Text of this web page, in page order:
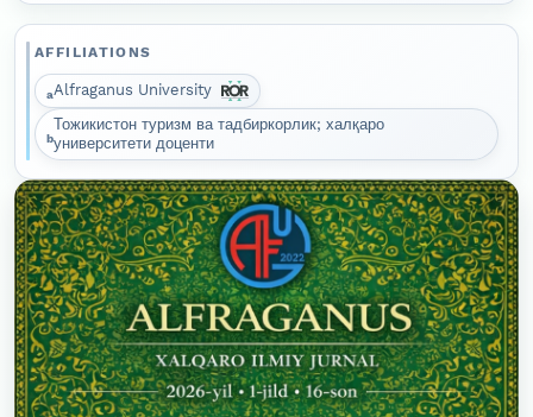
AFFILIATIONS
aAlfraganus University
b
Тожикистон туризм ва тадбиркорлик; халқаро
университети доценти